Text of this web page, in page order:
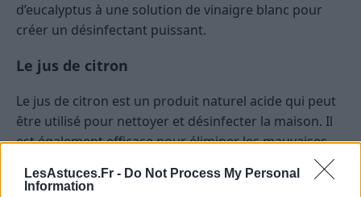
LesAstuces.Fr - Do Not Process My Personal
Information
d’eucalyptus à une solution de vinaigre blanc pour
créer un désinfectant puissant.
Le jus de citron
Le jus de citron est un produit naturel acide qui peut
être utilisé pour nettoyer et désinfecter la maison. Il
est également efficace pour éliminer les mauvaises